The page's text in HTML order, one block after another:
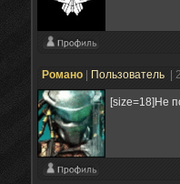
Романо Пользователь |
[size=18]Не